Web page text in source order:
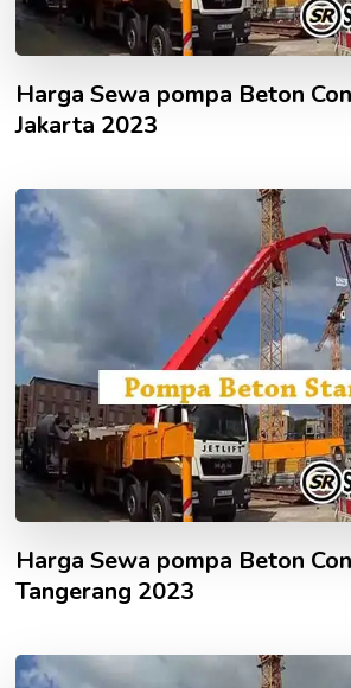
Harga Sewa pompa Beton
Jakarta 2023
Harga Sewa pompa Beton
Tangerang 2023